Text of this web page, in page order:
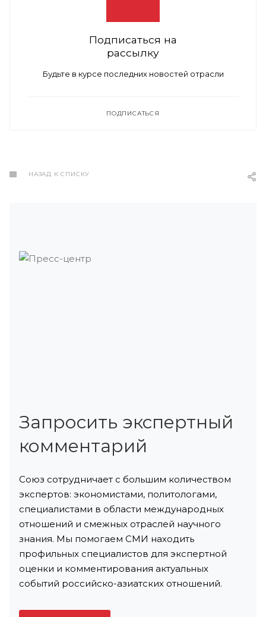
Подписаться на
рассылку
Будьте в курсе последних новостей отрасли
ПОДПИСАТЬСЯ
НАЗАД К СПИСКУ
Запросить экспертный
комментарий
Союз сотрудничает с большим количеством
экспертов: экономистами, политологами,
специалистами в области международных
отношений и смежных отраслей научного
знания. Мы помогаем СМИ находить
профильных специалистов для экспертной
оценки и комментирования актуальных
событий российско-азиатских отношений.